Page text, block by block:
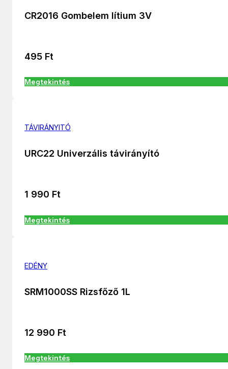
CR2016 Gombelem lítium 3V
495 Ft
Megtekintés
TÁVIRÁNYITÓ
URC22 Univerzális távirányító
1 990 Ft
Megtekintés
EDÉNY
SRM1000SS Rizsfőző 1L
12 990 Ft
Megtekintés